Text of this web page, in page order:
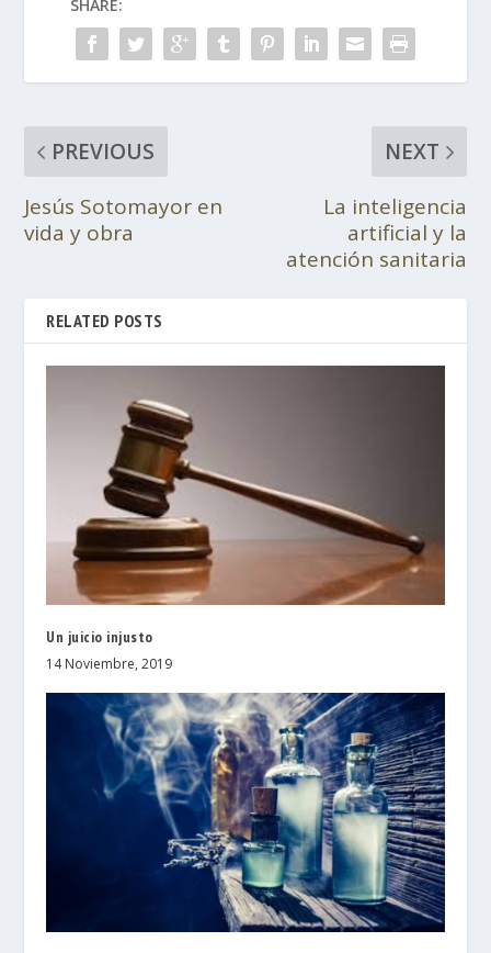
SHARE:
PREVIOUS
Jesús Sotomayor en
vida y obra
NEXT
La inteligencia
artificial y la
atención sanitaria
RELATED POSTS
Un juicio injusto
14 Noviembre, 2019